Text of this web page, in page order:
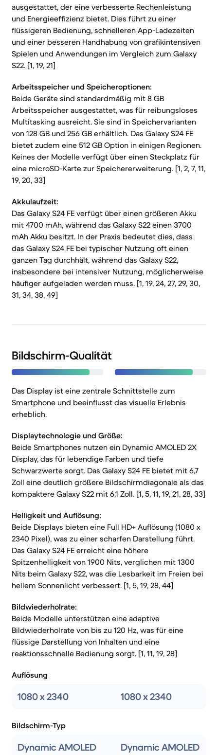
ausgestattet, der eine verbesserte Rechenleistung
und Energieeffizienz bietet. Dies führt zu einer
flüssigeren Bedienung, schnelleren App-Ladezeiten
und einer besseren Handhabung von grafikintensiven
Spielen und Anwendungen im Vergleich zum Galaxy
S22. [1, 19, 21]
Arbeitsspeicher und Speicheroptionen:
Beide Geräte sind standardmäßig mit 8 GB
Arbeitsspeicher ausgestattet, was für reibungsloses
Multitasking ausreicht. Sie sind in Speichervarianten
von 128 GB und 256 GB erhältlich. Das Galaxy S24 FE
bietet zudem eine 512 GB Option in einigen Regionen.
Keines der Modelle verfügt über einen Steckplatz für
eine microSD-Karte zur Speichererweiterung. [1, 2, 7, 11,
19, 20, 33]
Akkulaufzeit:
Das Galaxy S24 FE verfügt über einen größeren Akku
mit 4700 mAh, während das Galaxy S22 einen 3700
mAh Akku besitzt. In der Praxis bedeutet dies, dass
das Galaxy S24 FE bei typischer Nutzung oft einen
ganzen Tag durchhält, während das Galaxy S22,
insbesondere bei intensiver Nutzung, möglicherweise
häufiger aufgeladen werden muss. [1, 19, 24, 27, 29, 30,
31, 34, 38, 49]
Bildschirm-Qualität
Das Display ist eine zentrale Schnittstelle zum
Smartphone und beeinflusst das visuelle Erlebnis
erheblich.
Displaytechnologie und Größe:
Beide Smartphones nutzen ein Dynamic AMOLED 2X
Display, das für lebendige Farben und tiefe
Schwarzwerte sorgt. Das Galaxy S24 FE bietet mit 6,7
Zoll eine deutlich größere Bildschirmdiagonale als das
kompaktere Galaxy S22 mit 6,1 Zoll. [1, 5, 11, 19, 21, 28, 33]
Helligkeit und Auflösung:
Beide Displays bieten eine Full HD+ Auflösung (1080 x
2340 Pixel), was zu einer scharfen Darstellung führt.
Das Galaxy S24 FE erreicht eine höhere
Spitzenhelligkeit von 1900 Nits, verglichen mit 1300
Nits beim Galaxy S22, was die Lesbarkeit im Freien bei
hellem Sonnenlicht verbessert. [1, 5, 19, 28, 44]
Bildwiederholrate:
Beide Modelle unterstützen eine adaptive
Bildwiederholrate von bis zu 120 Hz, was für eine
flüssige Darstellung von Inhalten und eine
reaktionsschnelle Bedienung sorgt. [1, 11, 19, 28]
Auflösung
1080 x 2340 1080 x 2340
Bildschirm-Typ
Dynamic AMOLED Dynamic AMOLED